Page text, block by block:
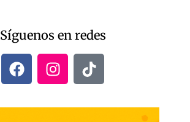
Síguenos en redes